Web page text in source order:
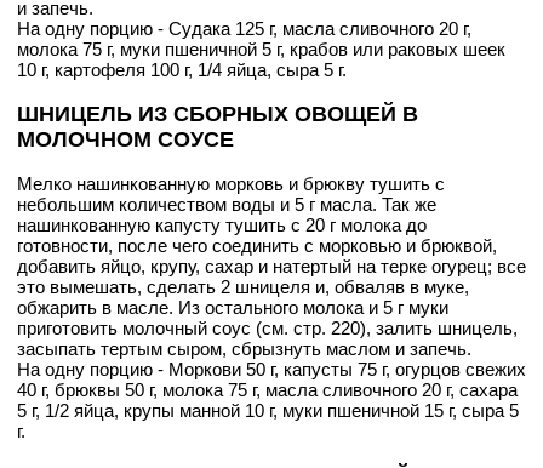
и запечь.
На одну порцию - Судака 125 г, масла сливочного 20 г,
молока 75 г, муки пшеничной 5 г, крабов или раковых шеек
10 г, картофеля 100 г, 1/4 яйца, сыра 5 г.
ШНИЦЕЛЬ ИЗ СБОРНЫХ ОВОЩЕЙ В
МОЛОЧНОМ СОУСЕ
Мелко нашинкованную морковь и брюкву тушить с
небольшим количеством воды и 5 г масла. Так же
нашинкованную капусту тушить с 20 г молока до
готовности, после чего соединить с морковью и брюквой,
добавить яйцо, крупу, сахар и натертый на терке огурец; все
это вымешать, сделать 2 шницеля и, обваляв в муке,
обжарить в масле. Из остального молока и 5 г муки
приготовить молочный соус (см. стр. 220), залить шницель,
засыпать тертым сыром, сбрызнуть маслом и запечь.
На одну порцию - Моркови 50 г, капусты 75 г, огурцов свежих
40 г, брюквы 50 г, молока 75 г, масла сливочного 20 г, сахара
5 г, 1/2 яйца, крупы манной 10 г, муки пшеничной 15 г, сыра 5
г.